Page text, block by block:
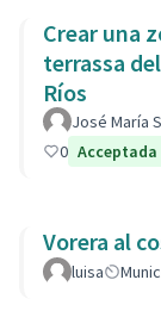
Crear una
terrassa
Ríos
José María
0 Acceptada
Vorera al
luisa